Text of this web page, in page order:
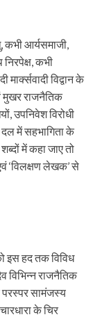
कभी आर्यसमाजी,
निरपेक्ष, कभी
विद्वान के
मुखर राजनैतिक
उपनिवेश विरोधी
दल में सहभागिता के
में कहा जाए तो
‘विलक्षण लेखक’ से
इस हद तक विविध
विभिन्न राजनैतिक
परस्पर सामंजस्य
के चिर